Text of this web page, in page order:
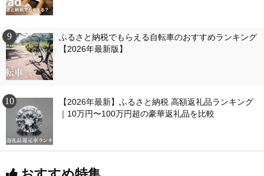
ふるさと納税でもらえる自転車のおすすめランキング
【2026年最新版】
【2026年最新】ふるさと納税 高額返礼品ランキング
｜10万円〜100万円超の豪華返礼品を比較